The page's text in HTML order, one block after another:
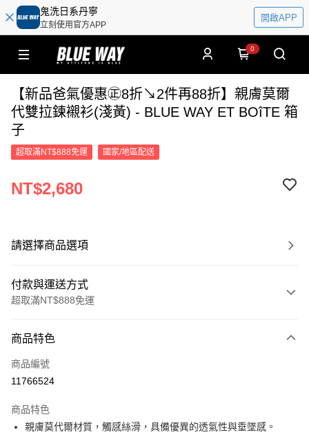
鬼洗日系丹寧
立刻使用官方APP
開啟APP
0
【新品爸氣優惠㊣8折↘2件再88折】親膚莫爾
代雙拉鍊襯衫(淺黃) - BLUE WAY ET BOîTE 箱
子
超取滿NT$888免運 國家/地區配送
NT$2,680
請選擇商品選項
付款與運送方式
超取滿NT$888免運
信用卡一次付款
超商取貨付款
Apple Pay
商品特色
商品編號
11766524
商品特色
親膚莫代爾材質，觸感絲滑，具備優異的透氣性與垂墜感。